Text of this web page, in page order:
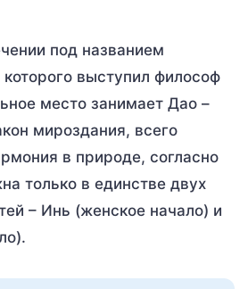
под названием
выступил философ
место занимает Дао –
мироздания, всего
в природе, согласно
только в единстве двух
– Инь (женское начало) и